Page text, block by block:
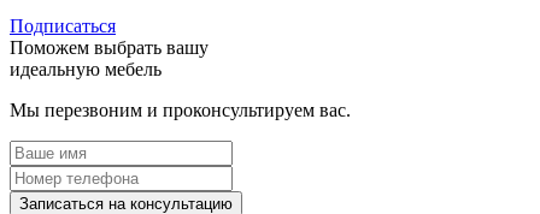
Подписаться
Поможем выбрать вашу
идеальную мебель
Мы перезвоним и проконсультируем вас.
Записаться на консультацию